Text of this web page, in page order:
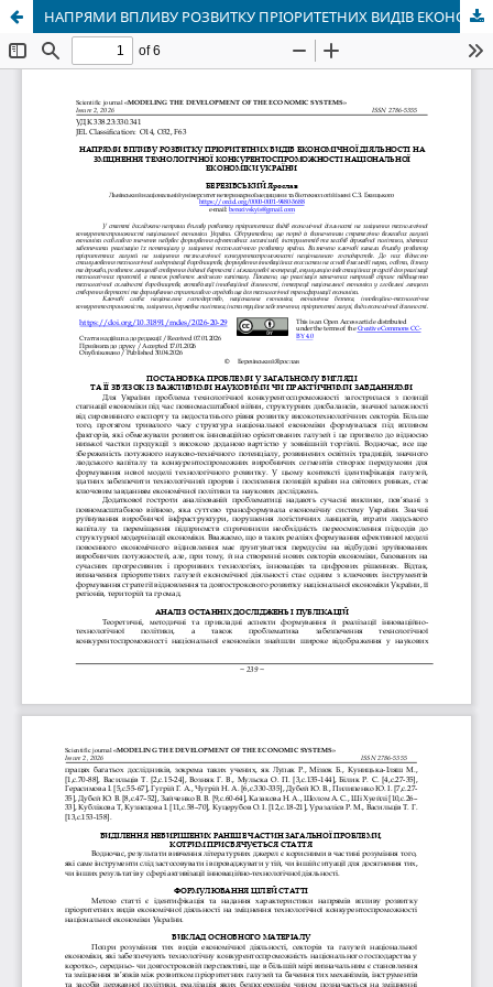
НАПРЯМИ ВПЛИВУ РОЗВИТКУ ПРІОРИТЕТНИХ ВИДІВ ЕКОНОМІЧНОЇ ДІЯЛЬНОСТІ НА ЗМІЦНЕННЯ ТЕХНОЛОГІЧНОЇ КОНКУРЕНТОСПРОМОЖНОСТІ НАЦІОНАЛЬНОЇ ЕКОНОМІКИ УКРАЇНИ